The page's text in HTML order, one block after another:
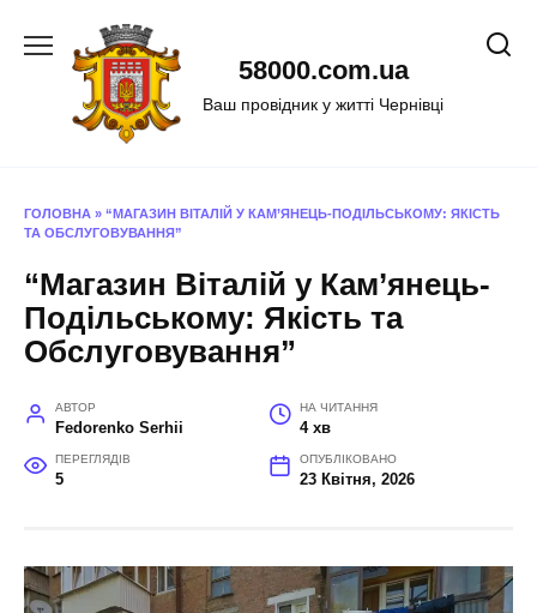
58000.com.ua
Ваш провідник у житті Чернівці
ГОЛОВНА » “МАГАЗИН ВІТАЛІЙ У КАМ’ЯНЕЦЬ-ПОДІЛЬСЬКОМУ: ЯКІСТЬ
ТА ОБСЛУГОВУВАННЯ”
“Магазин Віталій у Кам’янець-
Подільському: Якість та
Обслуговування”
АВТОР
Fedorenko Serhii
НА ЧИТАННЯ
4 хв
ПЕРЕГЛЯДІВ
5
ОПУБЛІКОВАНО
23 Квітня, 2026